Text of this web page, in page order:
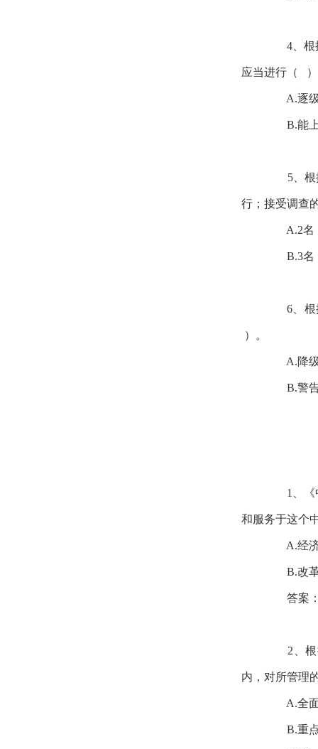
4、根据
应当进行（
A.逐级
B.能上
5、根据
行；接受调查
A.2名
B.3名
6、根据
）。
A.降级
B.警告
1、《中
和服务于这个
A.经济
B.改革
答案
2、根据
内，对所管理
A.全面
B.重点